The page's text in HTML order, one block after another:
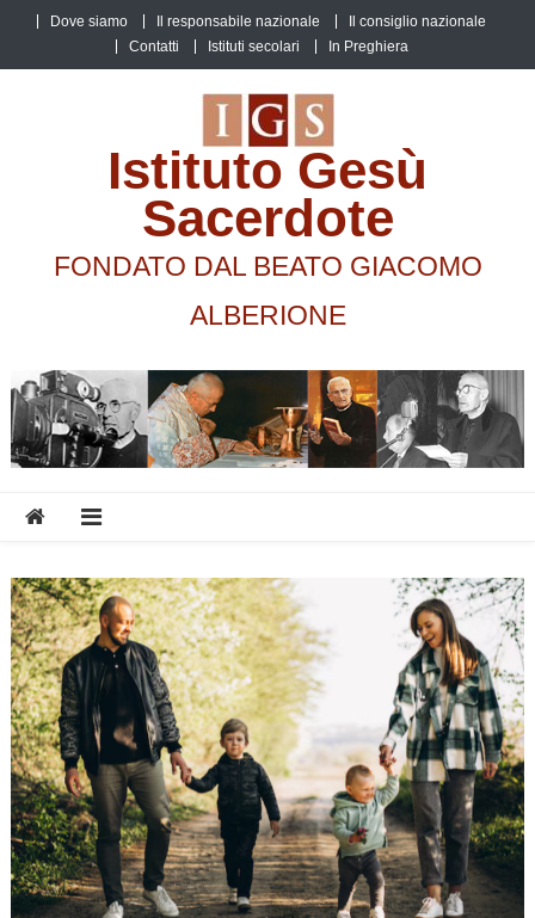
content
Dove siamo Il responsabile nazionale
Il consiglio nazionale
Contatti
Istituti secolari In Preghiera
Istituto Gesù
Sacerdote
FONDATO DAL BEATO GIACOMO
ALBERIONE